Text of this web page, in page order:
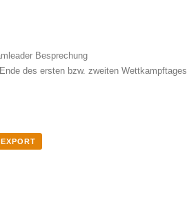
Besprechung
des ersten bzw. zweiten Wettkampftages